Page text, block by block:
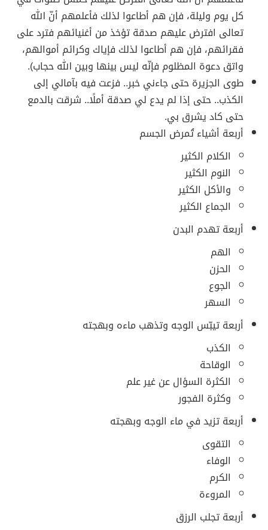
كل يوم وليلة، فإن هم أطاعوا لذلك فأعلمهم أنّ الله
تعالى افترض عليهم صدقة تؤخذ من أغنيائهم فترد على
فقرائهم، فإن هم أطاعوا لذلك فإياك وكرائم أموالهم،
واتق دعوة المظلوم فإنّه ليس بينها وبين الله حجاب).
طوى الجزيرة حتى جاءني خبر.. فزعت فيه بآمالي إلى
الكذب.. حتى إذا لم يدع لي صدقة أملًا.. شرقت بالدمع
حتى كاد يشرق بي.
أربعة أشياء تُمرض الجسم
الكلام الكثير
النوم الكثير
والأكل الكثير
الجماع الكثير
أربعة تهدم البدن
الهم
الحزن
الجوع
السهر
أربعة تيبّس الوجه وتذهب ماءه وبهجته
الكذب
الوقاحة
الكثرة السؤال عن غير علم
وكثرة الفجور
أربعة تزيد في ماء الوجه وبهجته
التقوى
الوفاء
الكرم
المروءة
أربعة تجلب الرزق